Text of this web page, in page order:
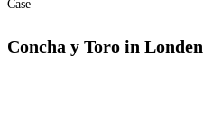
Case
Concha y Toro in Londen